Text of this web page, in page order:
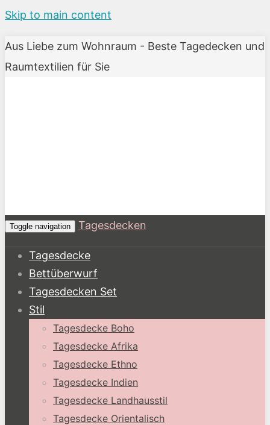
Skip to main content
Aus Liebe zum Wohnraum - Beste Tagedecken und
Raumtextilien für Sie
Toggle navigation Tagesdecken
Tagesdecke
Bettüberwurf
Tagesdecken Set
Stil
Tagesdecke Boho
Tagesdecke Afrika
Tagesdecke Ethno
Tagesdecke Indien
Tagesdecke Landhausstil
Tagesdecke Orientalisch